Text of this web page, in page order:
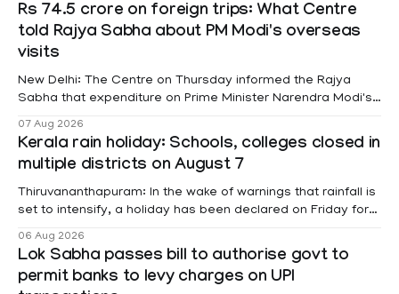
Rs 74.5 crore on foreign trips: What Centre
told Rajya Sabha about PM Modi's overseas
visits
New Delhi: The Centre on Thursday informed the Rajya
Sabha that expenditure on Prime Minister Narendra Modi's
information was provided by Minister of State for External
Affairs Pabitra Margherita in a written reply to questions
raised
07 Aug 2026
Kerala rain holiday: Schools, colleges closed in
multiple districts on August 7
Thiruvananthapuram: In the wake of warnings that rainfall is
set to intensify, a holiday has been declared on Friday for
Kottayam, Wayanad and Kasaragod districts. Meanwhile, a
red alert remains in place on Thursday for Kottayam,
Pathanamtitta and Idukki districts. Following a red alert on
06 Aug 2026
Lok Sabha passes bill to authorise govt to
permit banks to levy charges on UPI